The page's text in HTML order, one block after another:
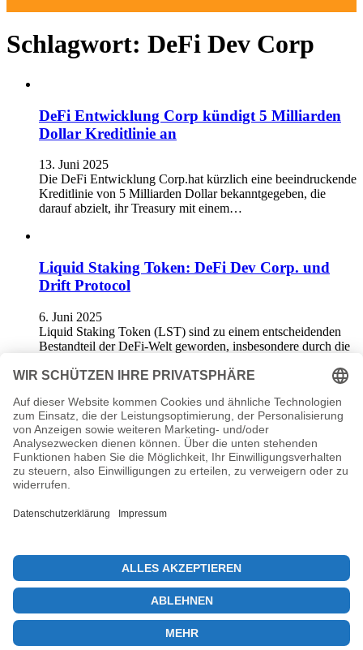
Schlagwort: DeFi Dev Corp
DeFi Entwicklung Corp kündigt 5 Milliarden
Dollar Kreditlinie an
13. Juni 2025
Die DeFi Entwicklung Corp.hat kürzlich eine beeindruckende
Kreditlinie von 5 Milliarden Dollar bekanntgegeben, die
darauf abzielt, ihr Treasury mit einem…
Liquid Staking Token: DeFi Dev Corp. und
Drift Protocol
6. Juni 2025
Liquid Staking Token (LST) sind zu einem entscheidenden
Bestandteil der DeFi-Welt geworden, insbesondere durch die
Validator-Infrastruktur Solana: Ein Live-Event
am 30. Mai
29. Mai 2025
Die Validator-Infrastruktur Solana ist ein zentraler Bestandteil
Blockchain-Technologie gewährleistet.Im bevorstehenden
© 2026 KryptoInsights.de
ImpressumDatenschutz